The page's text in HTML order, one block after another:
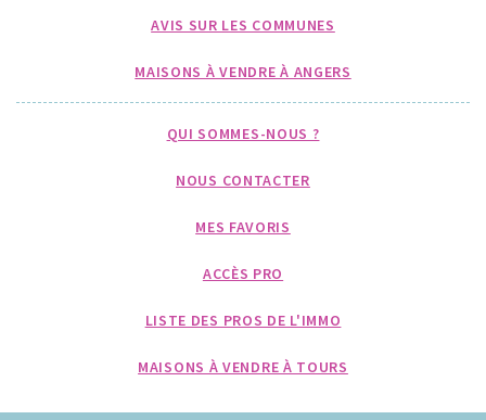
AVIS SUR LES COMMUNES
MAISONS À VENDRE À ANGERS
QUI SOMMES-NOUS ?
NOUS CONTACTER
MES FAVORIS
ACCÈS PRO
LISTE DES PROS DE L'IMMO
MAISONS À VENDRE À TOURS